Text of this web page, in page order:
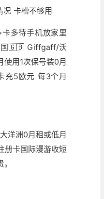
况 卡槽不够用
多待手机放家里
国🇬🇧 Giffgaff/沃
用1次保号装0月
5欧元 每3个月
洋洲0月租或低月
册卡国际漫游收短